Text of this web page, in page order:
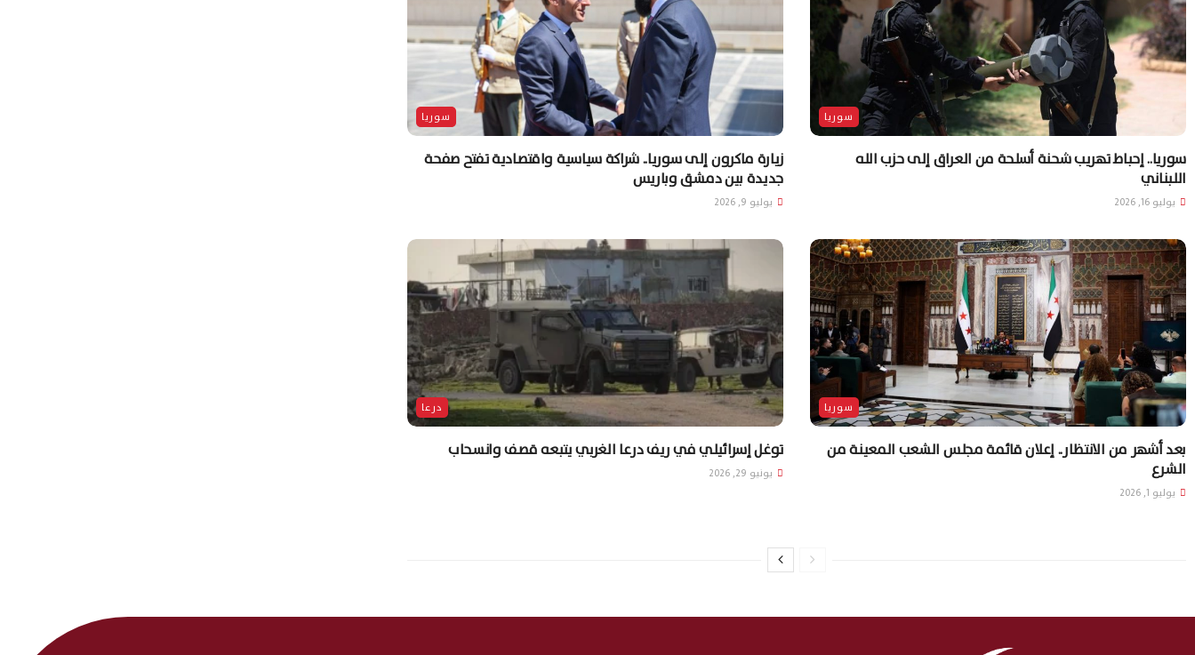
سوريا
سوريا.. إحباط تهريب شحنة أسلحة من العراق إلى حزب الله
اللبناني
يوليو 16, 2026
سوريا
زيارة ماكرون إلى سوريا.. شراكة سياسية واقتصادية تفتح صفحة
جديدة بين دمشق وباريس
يوليو 9, 2026
سوريا
بعد أشهر من الانتظار.. إعلان قائمة مجلس الشعب المعينة من
الشرع
يوليو 1, 2026
درعا
توغل إسرائيلي في ريف درعا الغربي يتبعه قصف وانسحاب
يونيو 29, 2026